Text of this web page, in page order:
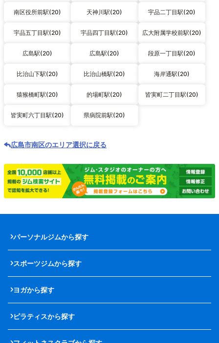
南区役所前駅(20) 天神川駅(20) 宇品二丁目駅(20)
宇品五丁目駅(20) 宇品四丁目駅(20) 広大附属学校前駅(20)
広島駅(20) 広島駅(20) 段原一丁目駅(20)
比治山下駅(20) 比治山橋駅(20) 海岸通駅(20)
猿猴橋町駅(20) 的場町駅(20) 皆実町二丁目駅(20)
皆実町六丁目駅(20) 県病院前駅(20)
広島市南区のエリア選択に戻る
パーソナルジムから探す
スポーツジムから探す
ヨガから探す
ピラティスから探す